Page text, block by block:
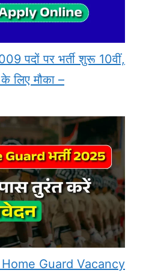
पदों पर भर्ती शुरू 10वीं,
के लिए मौका –
Guard Vacancy